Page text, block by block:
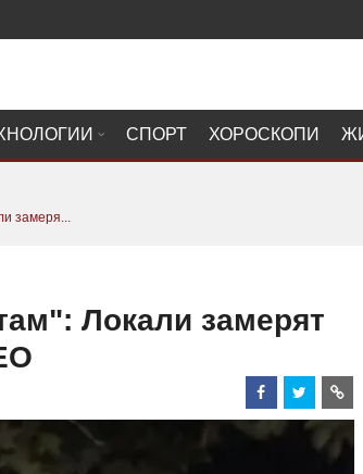
СПОРТ ХОРОСКОПИ
замеря...
Локали замерят